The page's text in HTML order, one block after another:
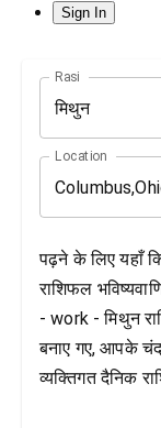
Sign In
Rasi
मिथुन
Location
पढ़ने के लिए यहाँ
राशिफल
- work - मिथुन
बनाए गए, आपके
व्यक्तिगत दैनिक